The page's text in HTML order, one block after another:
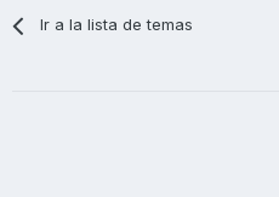
Ir a la lista de temas